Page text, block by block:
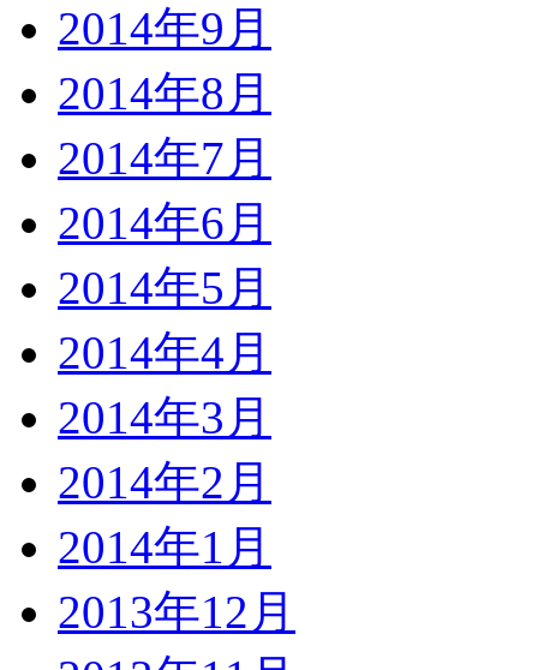
2014年9月
2014年8月
2014年7月
2014年6月
2014年5月
2014年4月
2014年3月
2014年2月
2014年1月
2013年12月